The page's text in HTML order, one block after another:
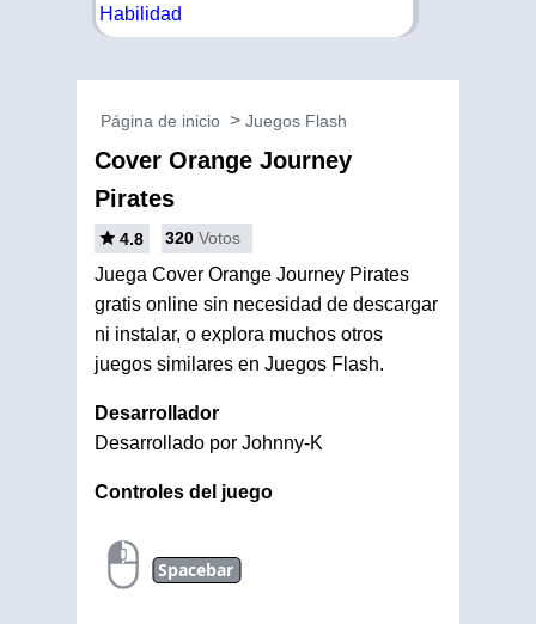
Página de inicio Juegos Flash
Cover Orange Journey
Pirates
4.8 320 Votos
Juega Cover Orange Journey Pirates
gratis online sin necesidad de descargar
ni instalar, o explora muchos otros
juegos similares en Juegos Flash.
Desarrollador
Desarrollado por Johnny-K
Controles del juego
Spacebar